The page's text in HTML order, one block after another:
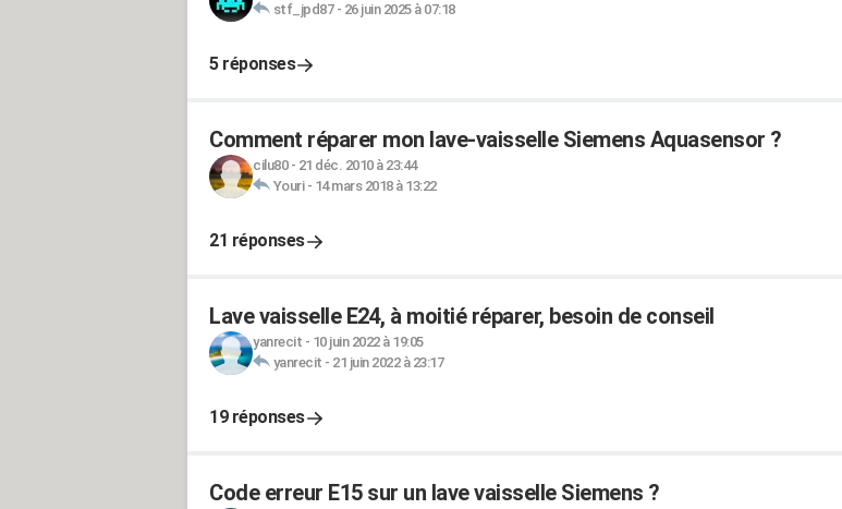
stf_jpd87- 26 juin 2025 à 07:18
5 réponses
Comment réparer mon lave-vaisselle Siemens Aquasensor ?
cilu80- 21 déc. 2010 à 23:44
Youri- 14 mars 2018 à 13:22
21 réponses
Lave vaisselle E24, à moitié réparer, besoin de conseil
yanrecit - 10 juin 2022 à 19:05
yanrecit - 21 juin 2022 à 23:17
19 réponses
Code erreur E15 sur un lave vaisselle Siemens ?